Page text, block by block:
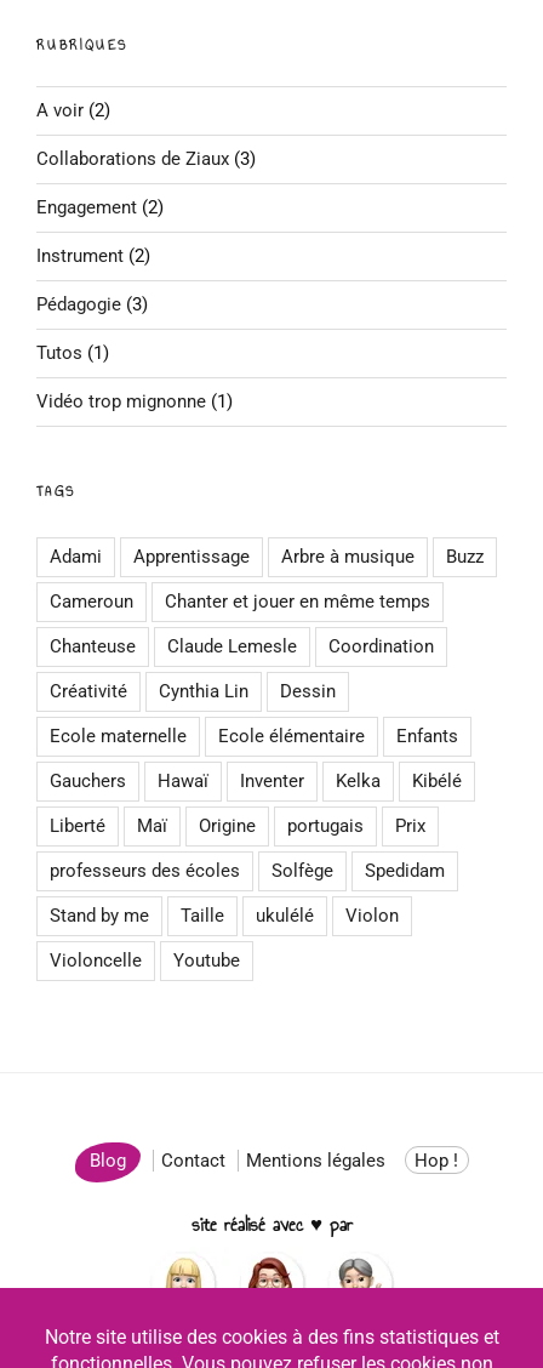
RUBRIQUES
A voir (2)
Collaborations de Ziaux (3)
Engagement (2)
Instrument (2)
Pédagogie (3)
Tutos (1)
Vidéo trop mignonne (1)
TAGS
Adami Apprentissage Arbre à musique Buzz
Cameroun Chanter et jouer en même temps
Chanteuse Claude Lemesle Coordination
Créativité Cynthia Lin Dessin
Ecole maternelle Ecole élémentaire Enfants
Gauchers Hawaï Inventer Kelka Kibélé
Liberté Maï Origine portugais Prix
professeurs des écoles Solfège Spedidam
Stand by me Taille ukulélé Violon
Violoncelle Youtube
Blog Contact Mentions légales Hop !
site réalisé avec ♥ par